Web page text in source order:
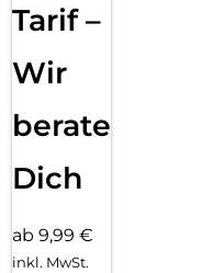
Tarif –
Wir
beraten
Dich
ab 9,99 €
inkl. MwSt.